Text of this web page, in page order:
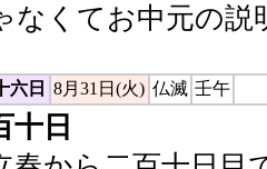
なくてお中元の
六日 8月31日(火) 仏滅 壬午
十日